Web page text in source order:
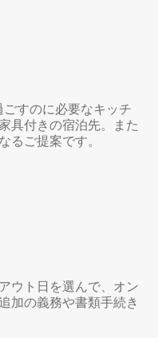
すのに必要なキッチ
具付きの宿泊先。また
るご提案です。
ウト日を選んで、オン
加の義務や書類手続き